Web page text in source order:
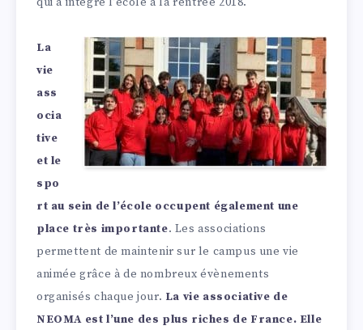
La
vie
ass
ocia
tive
et le
spo
rt au sein de l’école occupent également une
place très importante. Les associations
permettent de maintenir sur le campus une vie
animée grâce à de nombreux évènements
organisés chaque jour. La vie associative de
NEOMA est l’une des plus riches de France. Elle